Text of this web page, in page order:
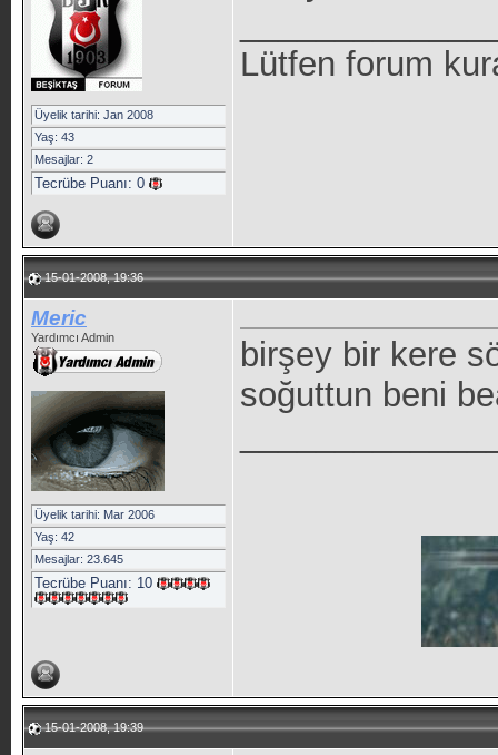
Üyelik tarihi: Jan 2008
Yaş: 43
Mesajlar: 2
Tecrübe Puanı: 0
Lütfen forum
15-01-2008, 19:36
Meric
Yardımcı Admin
Üyelik tarihi: Mar 2006
Yaş: 42
Mesajlar: 23.645
Tecrübe Puanı: 10
birşey bir kere
soğuttun beni
15-01-2008, 19:39